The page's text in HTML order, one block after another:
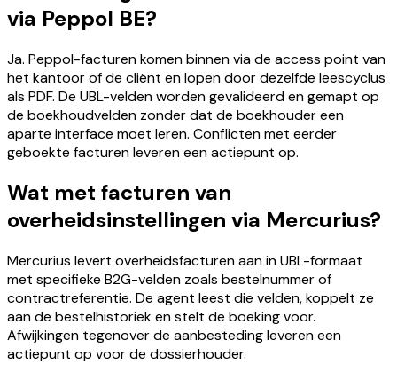
via Peppol BE?
Ja. Peppol-facturen komen binnen via de access point van
het kantoor of de cliënt en lopen door dezelfde leescyclus
als PDF. De UBL-velden worden gevalideerd en gemapt op
de boekhoudvelden zonder dat de boekhouder een
aparte interface moet leren. Conflicten met eerder
geboekte facturen leveren een actiepunt op.
Wat met facturen van
overheidsinstellingen via Mercurius?
Mercurius levert overheidsfacturen aan in UBL-formaat
met specifieke B2G-velden zoals bestelnummer of
contractreferentie. De agent leest die velden, koppelt ze
aan de bestelhistoriek en stelt de boeking voor.
Afwijkingen tegenover de aanbesteding leveren een
actiepunt op voor de dossierhouder.